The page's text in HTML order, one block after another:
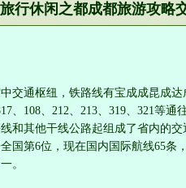
行休闲之都成都旅游攻略
交通枢纽，铁路线有宝成成昆成
、108、212、213、319、321等
和其他干线公路起组成了省内的
国第6位，现在国内国际航线65条
。